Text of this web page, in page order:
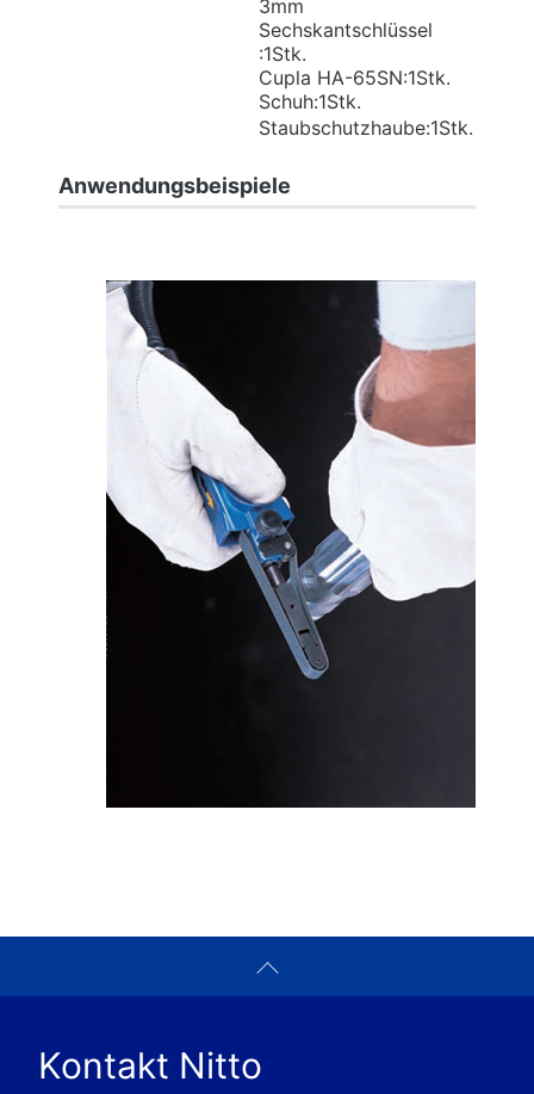
3mm
Sechskantschlüssel
:1Stk.
Cupla HA-65SN:1Stk.
Schuh:1Stk.
Staubschutzhaube:1Stk.
Anwendungsbeispiele
Kontakt Nitto